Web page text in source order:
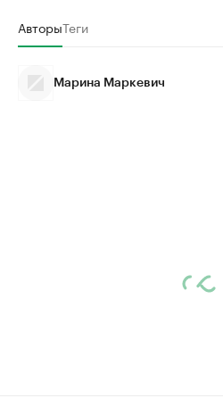
АвторыТеги
Марина Маркевич